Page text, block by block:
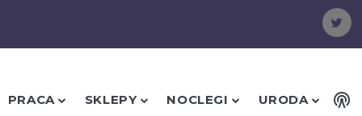
PRACA SKLEPY NOCLEGI URODA